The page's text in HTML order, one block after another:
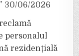
30/06/2026
personalul
rezidențială